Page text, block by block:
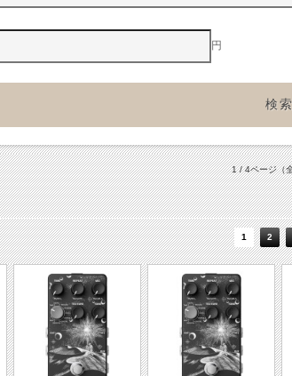
円
1 / 4ページ（
1 2